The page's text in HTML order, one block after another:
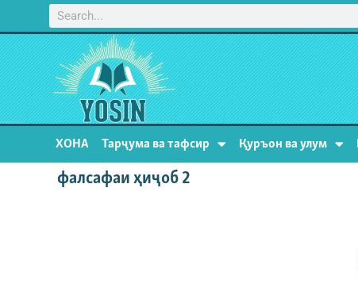
ХОНА Тарҷума ва тафсир Қуръон ва улум
фалсафаи ҳиҷоб 2